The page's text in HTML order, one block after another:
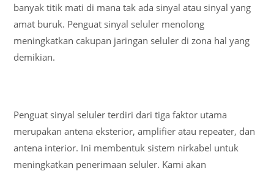
banyak titik mati di mana tak ada sinyal atau sinyal yang
amat buruk. Penguat sinyal seluler menolong
meningkatkan cakupan jaringan seluler di zona hal yang
demikian.
Penguat sinyal seluler terdiri dari tiga faktor utama
merupakan antena eksterior, amplifier atau repeater, dan
antena interior. Ini membentuk sistem nirkabel untuk
meningkatkan penerimaan seluler. Kami akan